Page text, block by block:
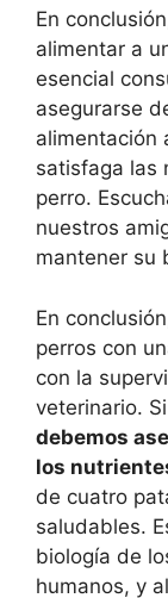
En
alimentar a
esencial
asegurarse
alimentación
satisfaga las
perro.
nuestros
mantener su
En
perros con
con la
veterinario.
debemos
los
de cuatro
saludables.
biología de
humanos, y